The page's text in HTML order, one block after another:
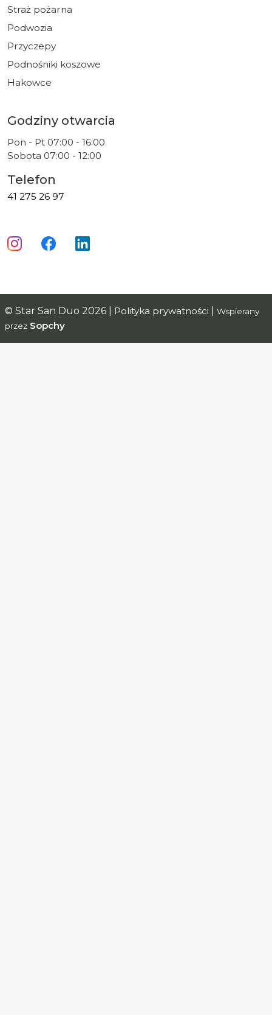
Straż pożarna
Podwozia
Przyczepy
Podnośniki koszowe
Hakowce
Godziny otwarcia
Pon - Pt 07:00 - 16:00
Sobota 07:00 - 12:00
Telefon
41 275 26 97
© Star San Duo 2026 | Polityka prywatności
Wspierany
przez Sopchy